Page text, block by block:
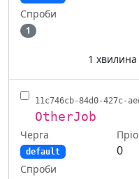
Спроби
1
1
11c746cb-84d0-427c-
OtherJob
Черга
default 0
Спроби